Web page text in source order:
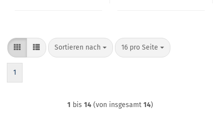
Sortieren nach
Sortieren nach 16 pro Seite
pro Seite
1
1 bis 14(von insgesamt 14)